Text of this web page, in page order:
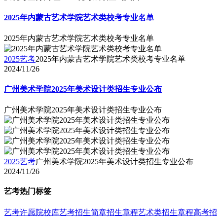
2025年内蒙古艺术学院艺术类校考专业名单
2025年内蒙古艺术学院艺术类校考专业名单
2025艺考2025年内蒙古艺术学院艺术类校考专业名单
2024/11/26
广州美术学院2025年美术设计类招生专业公布
广州美术学院2025年美术设计类招生专业公布
2025艺考广州美术学院2025年美术设计类招生专业公布
2024/11/26
艺考热门标签
艺考许愿院校库艺考招生简章招生章程艺术类招生章程高考招